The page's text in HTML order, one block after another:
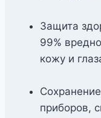
Защита
99%
кожу и
приборов,